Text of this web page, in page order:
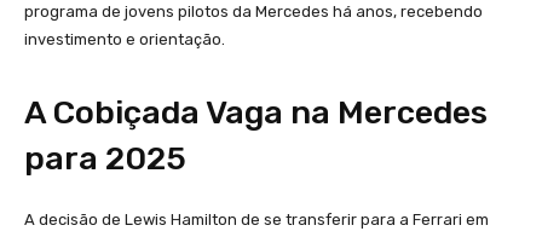
programa de jovens pilotos da Mercedes há anos, recebendo
investimento e orientação.
A Cobiçada Vaga na Mercedes
para 2025
A decisão de Lewis Hamilton de se transferir para a Ferrari em